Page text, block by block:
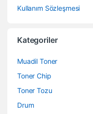
Kullanım Sözleşmesi
Kategoriler
Muadil Toner
Toner Chip
Toner Tozu
Drum